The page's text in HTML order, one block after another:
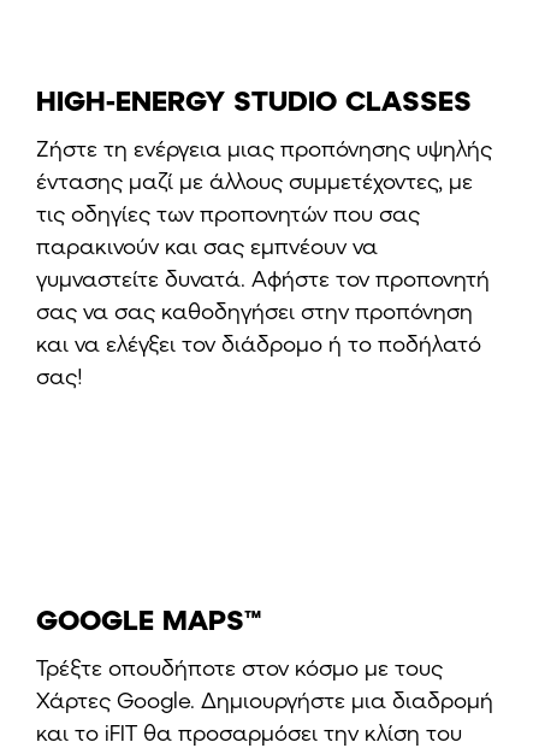
HIGH-ENERGY STUDIO CLASSES
Ζήστε τη ενέργεια μιας προπόνησης υψηλής
έντασης μαζί με άλλους συμμετέχοντες, με
τις οδηγίες των προπονητών που σας
παρακινούν και σας εμπνέουν να
γυμναστείτε δυνατά. Αφήστε τον προπονητή
σας να σας καθοδηγήσει στην προπόνηση
και να ελέγξει τον διάδρομο ή το ποδήλατό
σας!
GOOGLE MAPS™
Τρέξτε οπουδήποτε στον κόσμο με τους
Χάρτες Google. Δημιουργήστε μια διαδρομή
και το iFIT θα προσαρμόσει την κλίση του